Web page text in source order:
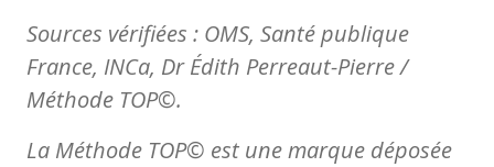
Sources vérifiées : OMS, Santé publique
France, INCa, Dr Édith Perreaut-Pierre /
Méthode TOP©.
La Méthode TOP© est une marque déposée